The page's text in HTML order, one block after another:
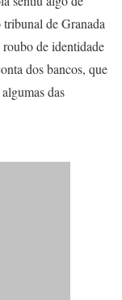
de Granada
de identidade
dos bancos, que
das